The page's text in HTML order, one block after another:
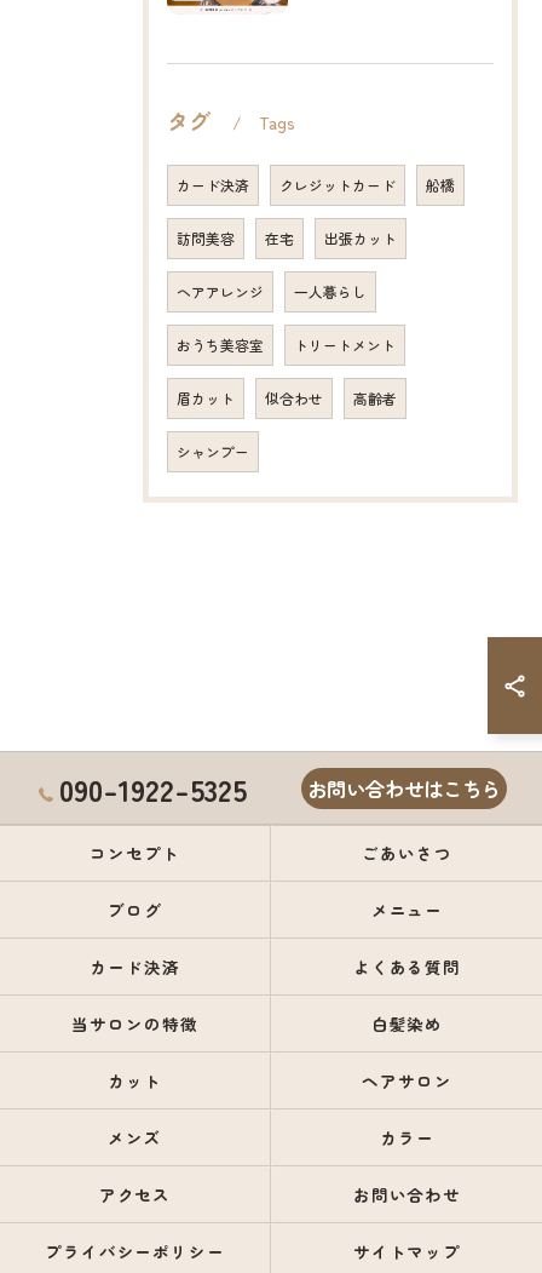
タグ Tags
カード決済 クレジットカード 船橋
訪問美容 在宅 出張カット
ヘアアレンジ 一人暮らし
おうち美容室 トリートメント
眉カット 似合わせ 高齢者
シャンプー
090-1922-5325 お問い合わせはこちら
コンセプト ごあいさつ
ブログ メニュー
カード決済 よくある質問
当サロンの特徴 白髪染め
カット ヘアサロン
メンズ カラー
アクセス お問い合わせ
プライバシーポリシー サイトマップ